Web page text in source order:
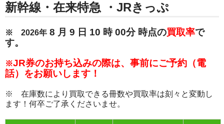
新幹線・在来特急 ・JRきっぷ
※ 2026年 8 月 9 日 10 時 00分 時点の買取率で
す。
※JR券のお持ち込みの際は、事前にご予約（電
話）をお願いします！
※ 在庫数により買取できる冊数や買取率は刻々と変動し
ます！何卒ご了承くださいませ。